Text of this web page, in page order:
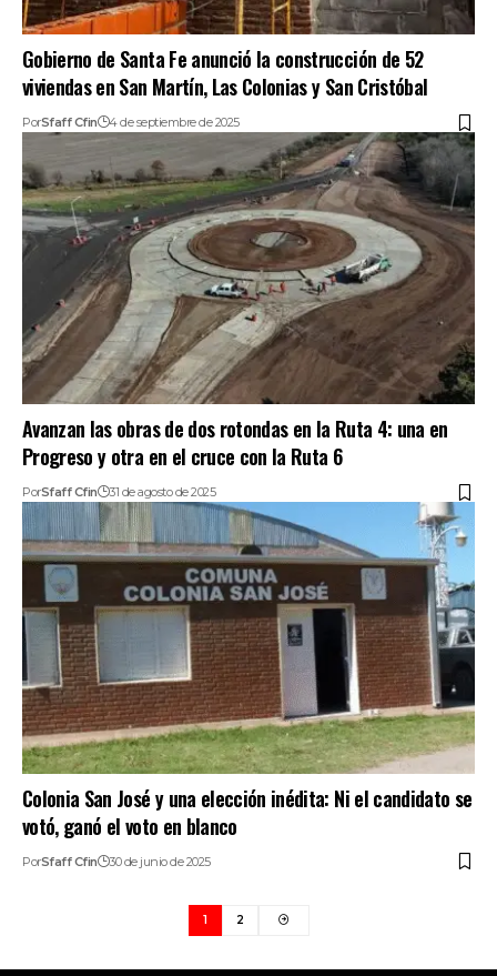
Gobierno de Santa Fe anunció la construcción de 52
viviendas en San Martín, Las Colonias y San Cristóbal
PorSfaff Cfin 4 de septiembre de 2025
Avanzan las obras de dos rotondas en la Ruta 4: una en
Progreso y otra en el cruce con la Ruta 6
PorSfaff Cfin 31 de agosto de 2025
Colonia San José y una elección inédita: Ni el candidato se
votó, ganó el voto en blanco
PorSfaff Cfin 30 de junio de 2025
1 2